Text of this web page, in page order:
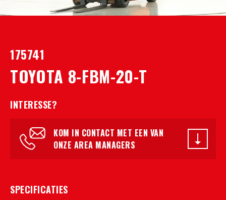
175741
TOYOTA 8-FBM-20-T
INTERESSE?
KOM IN CONTACT MET EEN VAN
ONZE AREA MANAGERS
SPECIFICATIES